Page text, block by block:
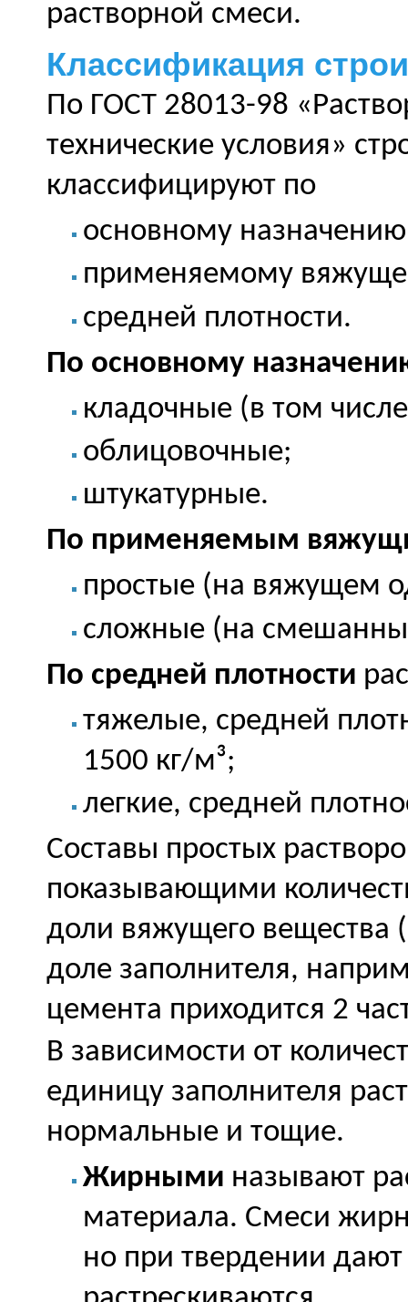
растворной смеси.
Классификация
По ГОСТ 28013-98
технические условия»
классифицируют по
основному
применяемому
средней плотности.
По основному
кладочные (в том
облицовочные;
штукатурные.
По применяемым
простые (на вяжущем
сложные (на
По средней плотности
тяжелые, средней
1500 кг/м³;
легкие, средней
Составы простых
показывающими
доли вяжущего вещества
доле заполнителя,
цемента приходится 2
В зависимости от
единицу заполнителя
нормальные и тощие.
Жирными называют
материала. Смеси
но при твердении